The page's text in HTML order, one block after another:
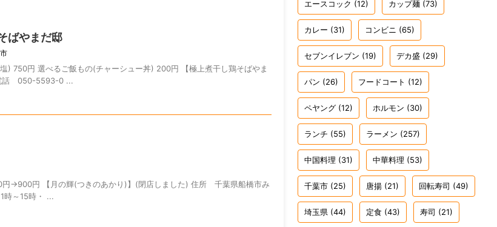
ばやまだ邸
) 750円 選べるご飯もの(チャーシュー丼) 200円 【極上煮干し鶏そばやま
話 050-5593-0 ...
→900円 【月の輝(つきのあかり)】(閉店しました) 住所 千葉県船橋市み
～15時・ ...
エースコック (12) カップ麺 (73)
カレー (31) コンビニ (65)
セブンイレブン (19) デカ盛 (29)
パン (26) フードコート (12)
ペヤング (12) ホルモン (30)
ランチ (55) ラーメン (257)
中国料理 (31) 中華料理 (53)
千葉市 (25) 唐揚 (21) 回転寿司 (49)
埼玉県 (44) 定食 (43) 寿司 (21)